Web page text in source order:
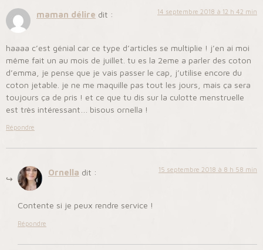
maman délire dit : 14 septembre 2018 à 12 h 42 min
haaaa c’est génial car ce type d’articles se multiplie ! j’en ai moi
même fait un au mois de juillet. tu es la 2eme a parler des coton
d’emma, je pense que je vais passer le cap, j’utilise encore du
coton jetable. je ne me maquille pas tout les jours, mais ça sera
toujours ça de pris ! et ce que tu dis sur la culotte menstruelle
est très intéressant… bisous ornella !
Répondre
Ornella dit : 15 septembre 2018 à 8 h 58 min
Contente si je peux rendre service !
Répondre